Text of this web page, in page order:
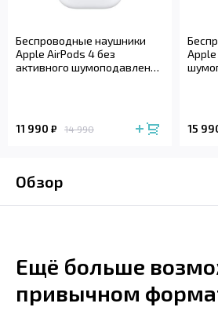
Беспроводные наушники
Apple AirPods 4 без
активного шумоподавления
11 990 ₽ 14 990 15
Обзор
Ещё больше
привычном